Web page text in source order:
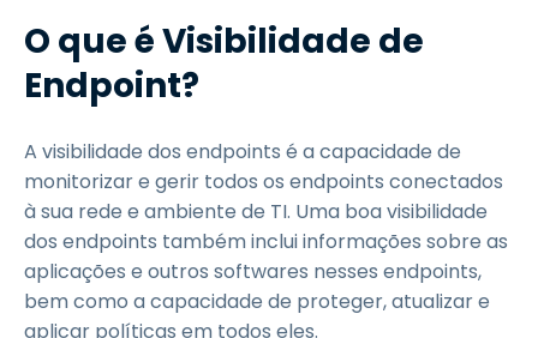
O que é Visibilidade de
Endpoint?
A visibilidade dos endpoints é a capacidade de
monitorizar e gerir todos os endpoints conectados
à sua rede e ambiente de TI. Uma boa visibilidade
dos endpoints também inclui informações sobre as
aplicações e outros softwares nesses endpoints,
bem como a capacidade de proteger, atualizar e
aplicar políticas em todos eles.